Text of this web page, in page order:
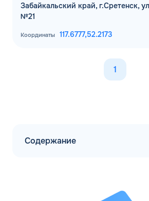
Забайкальский край, г.Сретенск,
№21
Координаты 117.6777,52.2173
1
Содержание